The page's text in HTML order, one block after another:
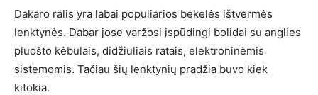
Dakaro ralis yra labai populiarios bekelės ištvermės
lenktynės. Dabar jose varžosi įspūdingi bolidai su anglies
pluošto kėbulais, didžiuliais ratais, elektroninėmis
sistemomis. Tačiau šių lenktynių pradžia buvo kiek
kitokia.